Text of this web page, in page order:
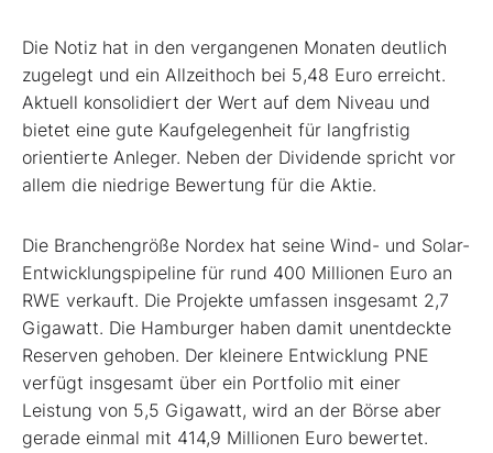
Die Notiz hat in den vergangenen Monaten deutlich
zugelegt und ein Allzeithoch bei 5,48 Euro erreicht.
Aktuell konsolidiert der Wert auf dem Niveau und
bietet eine gute Kaufgelegenheit für langfristig
orientierte Anleger. Neben der Dividende spricht vor
allem die niedrige Bewertung für die Aktie.
Die Branchengröße Nordex hat seine Wind- und Solar-
Entwicklungspipeline für rund 400 Millionen Euro an
RWE verkauft. Die Projekte umfassen insgesamt 2,7
Gigawatt. Die Hamburger haben damit unentdeckte
Reserven gehoben. Der kleinere Entwicklung PNE
verfügt insgesamt über ein Portfolio mit einer
Leistung von 5,5 Gigawatt, wird an der Börse aber
gerade einmal mit 414,9 Millionen Euro bewertet.